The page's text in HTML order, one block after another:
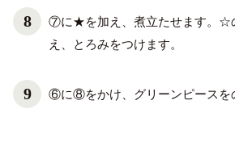
⑦に★を加え、煮立たせます。☆
え、とろみをつけます。
⑥に⑧をかけ、グリーンピースを